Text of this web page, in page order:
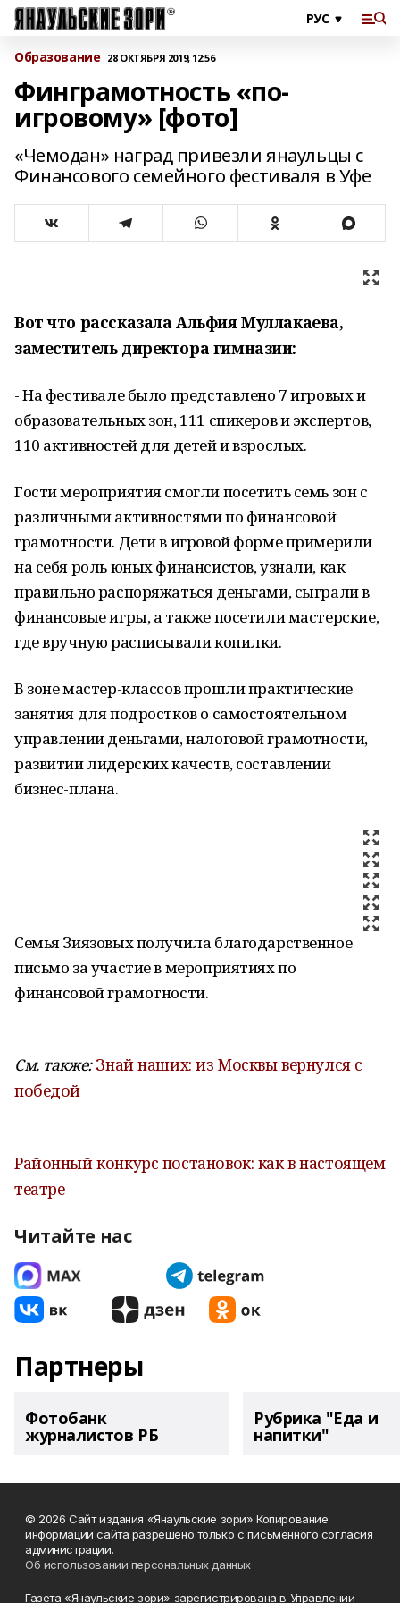
Образование 28 ОКТЯБРЯ 2019, 12:56
Финграмотность «по-
игровому» [фото]
«Чемодан» наград привезли янаульцы с
Финансового семейного фестиваля в Уфе
Вот что рассказала Альфия Муллакаева,
заместитель директора гимназии:
- На фестивале было представлено 7 игровых и
образовательных зон, 111 спикеров и экспертов,
110 активностей для детей и взрослых.
Гости мероприятия смогли посетить семь зон с
различными активностями по финансовой
грамотности. Дети в игровой форме примерили
на себя роль юных финансистов, узнали, как
правильно распоряжаться деньгами, сыграли в
финансовые игры, а также посетили мастерские,
где вручную расписывали копилки.
В зоне мастер-классов прошли практические
занятия для подростков о самостоятельном
управлении деньгами, налоговой грамотности,
развитии лидерских качеств, составлении
бизнес-плана.
Семья Зиязовых получила благодарственное
письмо за участие в мероприятиях по
финансовой грамотности.
См. также: Знай наших: из Москвы вернулся с
победой
Районный конкурс постановок: как в настоящем
театре
Читайте нас
Партнеры
Фотобанк
журналистов РБ
Рубрика "Еда и
напитки"
© 2026 Сайт издания «Янаульские зори» Копирование
информации сайта разрешено только с письменного согласия
администрации.
Об использовании персональных данных
Газета «Янаульские зори» зарегистрирована в Управлении